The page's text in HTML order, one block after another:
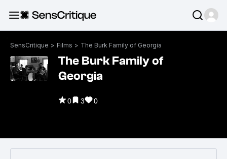
SensCritique > Films > The Burk Family of Georgia
The Burk Family of
Georgia
0 3 0